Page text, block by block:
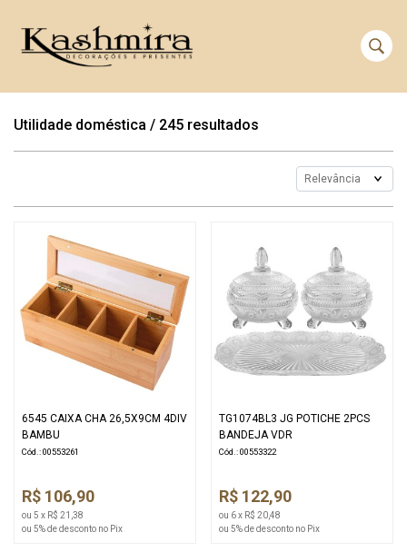
Utilidade doméstica / 245 resultados
6545 CAIXA CHA 26,5X9CM 4DIV
BAMBU
Cód.: 00553261
R$ 106,90
ou 5 x R$ 21,38
ou 5% de desconto no Pix
TG1074BL3 JG POTICHE 2PCS
BANDEJA VDR
Cód.: 00553322
R$ 122,90
ou 6 x R$ 20,48
ou 5% de desconto no Pix